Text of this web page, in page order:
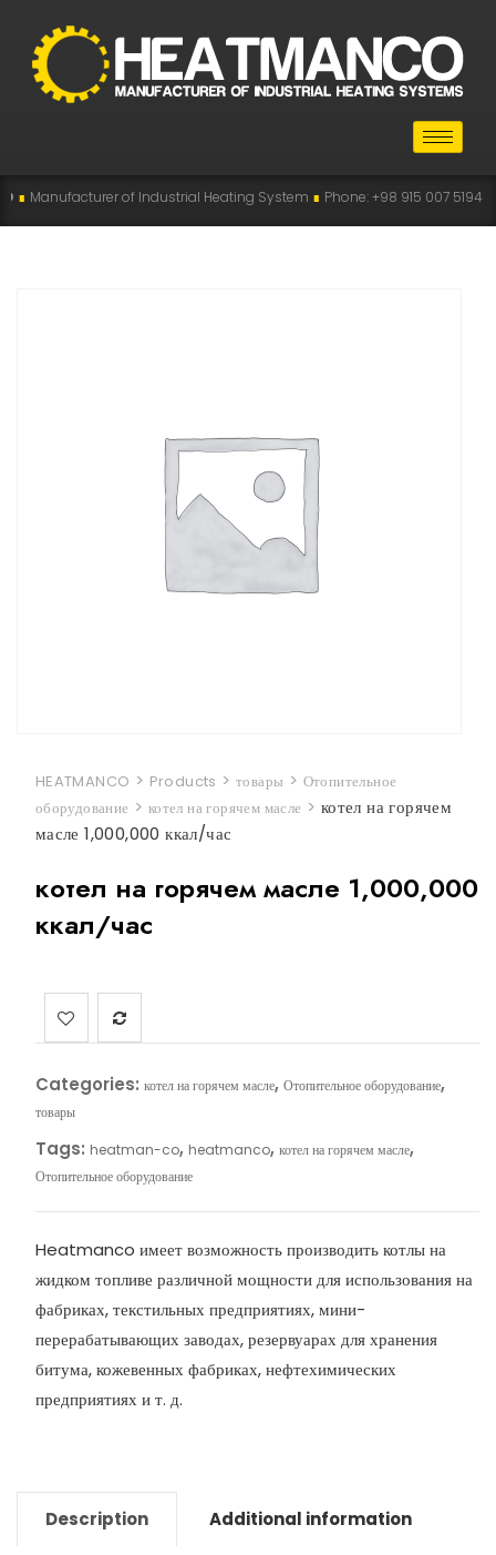
of Industrial Heating System∎Phone: +98 915 007 5194 , +98 915 112
HEATMANCO > Products > товары > Отопительное
оборудование > котел на горячем масле > котел на горячем
масле 1,000,000 ккал/час
котел на горячем масле 1,000,000
ккал/час
Categories: котел на горячем масле, Отопительное оборудование,
товары
Tags: heatman-co, heatmanco, котел на горячем масле,
Отопительное оборудование
Heatmanco имеет возможность производить котлы на
жидком топливе различной мощности для использования на
фабриках, текстильных предприятиях, мини-
перерабатывающих заводах, резервуарах для хранения
битума, кожевенных фабриках, нефтехимических
предприятиях и т. д.
Description Additional information